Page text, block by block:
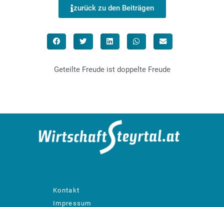
zurück zu den Beiträgen
Geteilte Freude ist doppelte Freude
Kontakt
Impressum